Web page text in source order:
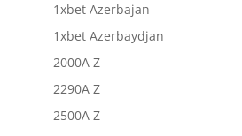
1xbet Azerbajan
1xbet Azerbaydjan
2000A Z
2290A Z
2500A Z